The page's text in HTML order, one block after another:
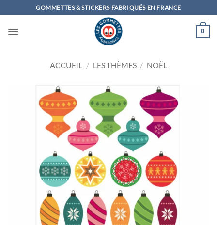
au
contenu
GOMMETTES & STICKERS FABRIQUÉS EN FRANCE
0
ACCUEIL / LES THÈMES / NOËL